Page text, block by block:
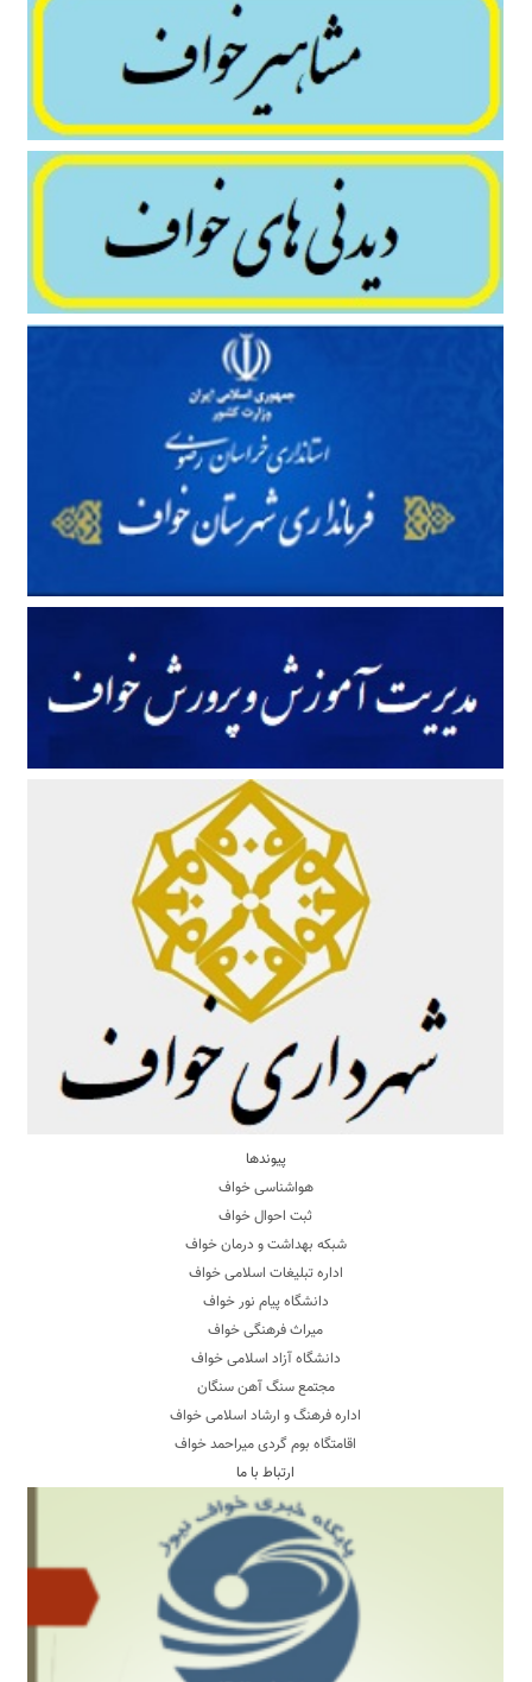
پیوندها
هواشناسی خواف
ثبت احوال خواف
شبکه بهداشت و درمان خواف
اداره تبلیغات اسلامی خواف
دانشگاه پیام نور خواف
میراث فرهنگی خواف
دانشگاه آزاد اسلامی خواف
مجتمع سنگ آهن سنگان
اداره فرهنگ و ارشاد اسلامی خواف
اقامتگاه بوم گردی میراحمد خواف
ارتباط با ما